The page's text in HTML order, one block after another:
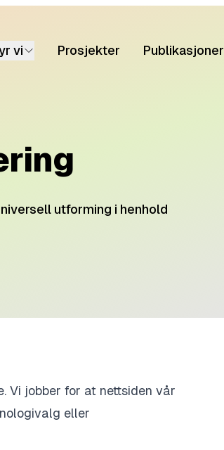
vi Prosjekter Publikasjoner
utforming i henhold
Vi jobber for at nettsiden vår
eller